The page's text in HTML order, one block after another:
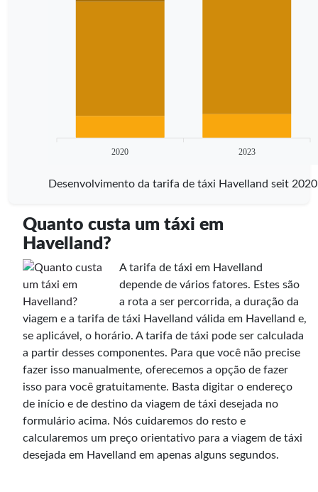
2020 2023
Desenvolvimento da tarifa de táxi Havelland seit 2020
Quanto custa um táxi em
Havelland?
A tarifa de táxi em Havelland
depende de vários fatores. Estes são
a rota a ser percorrida, a duração da
viagem e a tarifa de táxi Havelland válida em Havelland e,
se aplicável, o horário. A tarifa de táxi pode ser calculada
a partir desses componentes. Para que você não precise
fazer isso manualmente, oferecemos a opção de fazer
isso para você gratuitamente. Basta digitar o endereço
de início e de destino da viagem de táxi desejada no
formulário acima. Nós cuidaremos do resto e
calcularemos um preço orientativo para a viagem de táxi
desejada em Havelland em apenas alguns segundos.